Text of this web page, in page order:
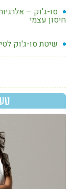
סו-ג'וק –
חיסון עצמי
שיטת סו-ג'וק